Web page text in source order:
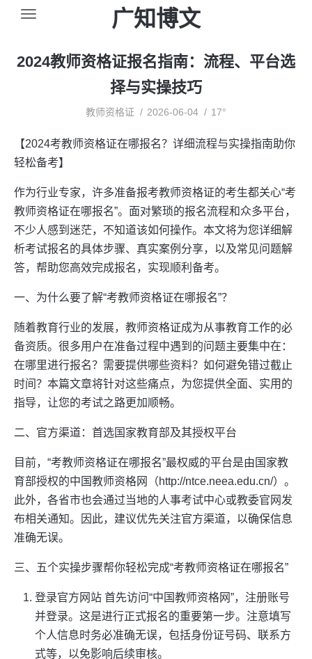
广知博文
2024教师资格证报名指南：流程、平台选
择与实操技巧
教师资格证 2026-06-04 17°
【2024考教师资格证在哪报名？详细流程与实操指南助你
轻松备考】
作为行业专家，许多准备报考教师资格证的考生都关心“考
教师资格证在哪报名”。面对繁琐的报名流程和众多平台，
不少人感到迷茫，不知道该如何操作。本文将为您详细解
析考试报名的具体步骤、真实案例分享，以及常见问题解
答，帮助您高效完成报名，实现顺利备考。
一、为什么要了解“考教师资格证在哪报名”？
随着教育行业的发展，教师资格证成为从事教育工作的必
备资质。很多用户在准备过程中遇到的问题主要集中在：
在哪里进行报名？需要提供哪些资料？如何避免错过截止
时间？本篇文章将针对这些痛点，为您提供全面、实用的
指导，让您的考试之路更加顺畅。
二、官方渠道：首选国家教育部及其授权平台
目前，“考教师资格证在哪报名”最权威的平台是由国家教
育部授权的中国教师资格网（http://ntce.neea.edu.cn/）。
此外，各省市也会通过当地的人事考试中心或教委官网发
布相关通知。因此，建议优先关注官方渠道，以确保信息
准确无误。
三、五个实操步骤帮你轻松完成“考教师资格证在哪报名”
登录官方网站 首先访问“中国教师资格网”，注册账号
并登录。这是进行正式报名的重要第一步。注意填写
个人信息时务必准确无误，包括身份证号码、联系方
式等，以免影响后续审核。